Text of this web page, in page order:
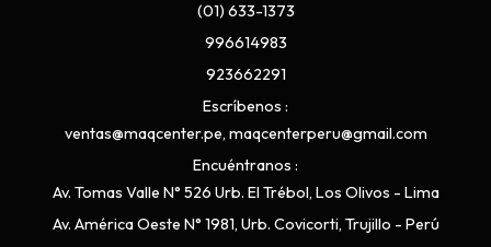
(01) 633-1373
996614983
923662291
Escríbenos
ventas@maqcenter.pe, maqcenterperu@gmail.com
Encuéntranos
Av. Tomas Valle N° 526 Urb. El Trébol, Los Olivos - Lima
Av. América Oeste N° 1981, Urb. Covicorti, Trujillo - Perú